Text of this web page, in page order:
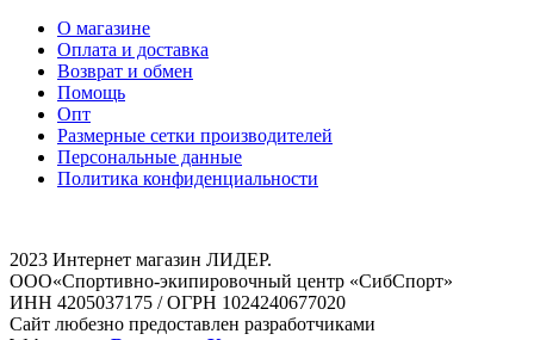
О магазине
Оплата и доставка
Возврат и обмен
Помощь
Опт
Размерные сетки производителей
Персональные данные
Политика конфиденциальности
2023 Интернет магазин ЛИДЕР.
ООО«Спортивно-экипировочный центр «СибСпорт»
ИНН 4205037175 / ОГРН 1024240677020
Сайт любезно предоставлен разработчиками